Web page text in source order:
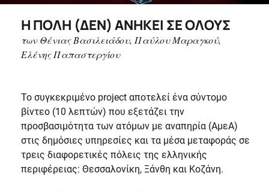
Η ΠΌΛΗ (ΔΕΝ) ΑΝΉΚΕΙ ΣΕ ΌΛΟΥΣ
των Θένιας Βασιλειάδου, Παύλου Μαραγκού,
Ελένης Παπαστεργίου
Το συγκεκριμένο project αποτελεί ένα σύντομο
βίντεο (10 λεπτών) που εξετάζει την
προσβασιμότητα των ατόμων με αναπηρία (ΑμεΑ)
στις δημόσιες υπηρεσίες και τα μέσα μεταφοράς σε
τρεις διαφορετικές πόλεις της ελληνικής
περιφέρειας: Θεσσαλονίκη, Ξάνθη και Κοζάνη.